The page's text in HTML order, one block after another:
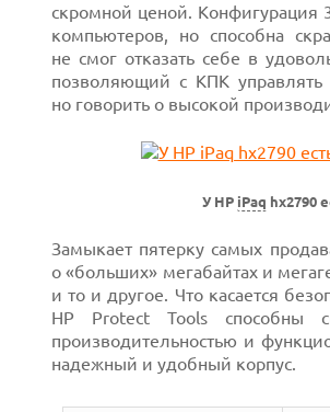
скромной ценой.
компьютеров, но способна
не смог отказать себе в
позволяющий с КПК управлять
но говорить о высокой
У HP iPaq hx2790
Замыкает пятерку самых
о «больших» мегабайтах и
и то и другое. Что касается
HP Protect Tools способны
производительностью и
надежный и удобный корпус.